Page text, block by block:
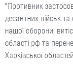
"Противник
десантних військ
нашої оборони,
області рф та
Харківської